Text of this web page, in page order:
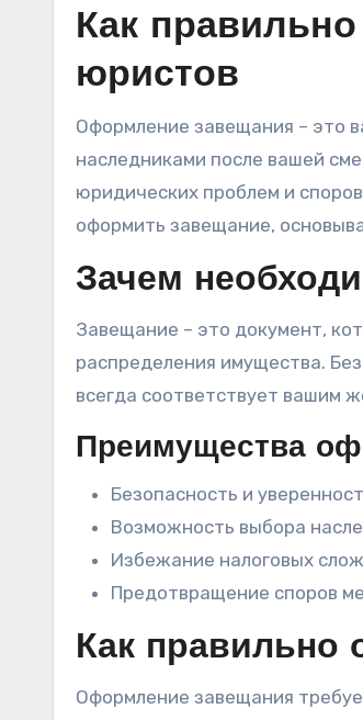
Как
юристов
Оформление завещания – это важный шаг, который позволяет распределить имущество между
наследниками после вашей
юридических проблем и
оформить завещание,
Зачем
Завещание – это документ,
распределения имущества.
всегда соответствует вашим
Преимущества
Безопасность и
Возможность выбора
Избежание налоговых
Предотвращение споров
Как правильно
Оформление завещания